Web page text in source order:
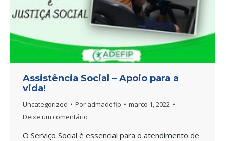
Assistência Social – Apoio para a
vida!
Uncategorized Por admadefip
março 1, 2022
Deixe um comentário
O Serviço Social é essencial para o atendimento de